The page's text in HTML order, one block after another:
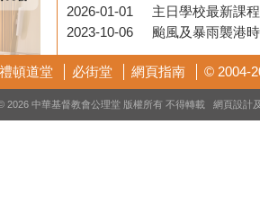
2026-01-01
主日學校最新課程
2023-10-06
颱風及暴雨襲港
頓道堂 必街堂 網頁指南 © 2004-
2026 中華基督教會公理堂 版權所有 不得轉載 網頁設計